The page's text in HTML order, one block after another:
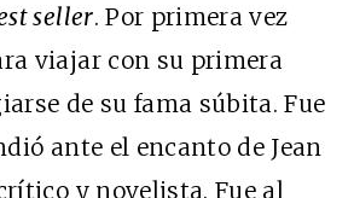
seller. Por primera vez
viajar con su primera
de su fama súbita. Fue
ante el encanto de Jean
y novelista. Fue al